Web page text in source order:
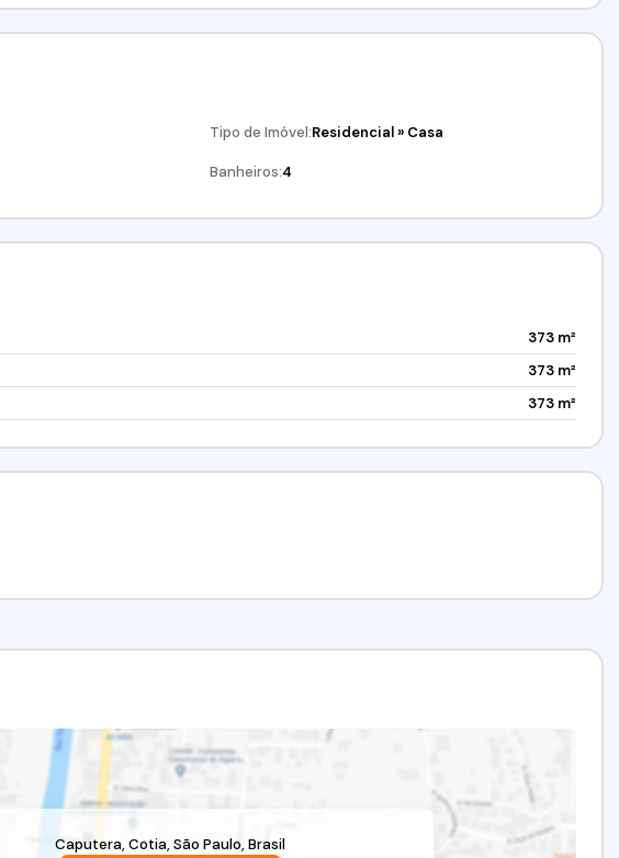
Tipo de Imóvel:Residencial» Casa
Banheiros:4
373 m²
373 m²
373 m²
Caputera, Cotia, São Paulo, Brasil